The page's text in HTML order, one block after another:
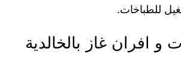
للطباخات.
و افران غاز بالخالدية